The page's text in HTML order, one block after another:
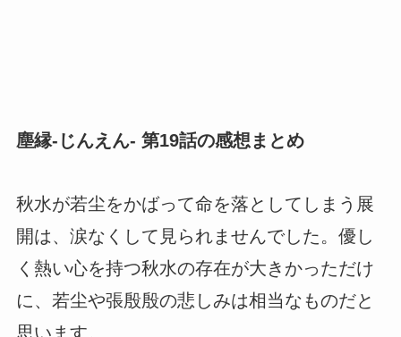
塵縁-じんえん- 第19話の感想まとめ
秋水が若尘をかばって命を落としてしまう展
開は、涙なくして見られませんでした。優し
く熱い心を持つ秋水の存在が大きかっただけ
に、若尘や張殷殷の悲しみは相当なものだと
思います。